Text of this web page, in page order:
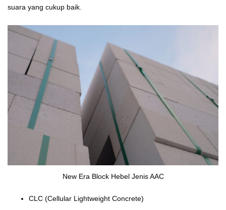
suara yang cukup baik.
New Era Block Hebel Jenis AAC
CLC (Cellular Lightweight Concrete)